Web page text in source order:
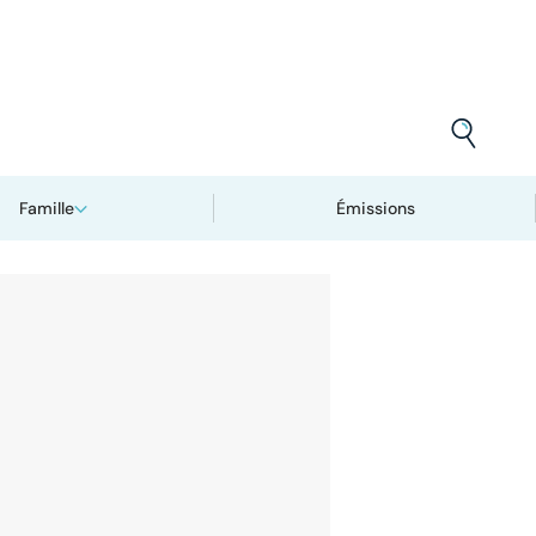
Famille Émissions